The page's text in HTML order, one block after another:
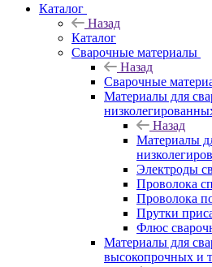
Каталог
Назад
Каталог
Сварочные материалы
Назад
Сварочные
Материалы для
Назад
Материалы
Электроды
Проволока
Проволока
Прутки
Флюс
Материалы для
высокопрочных и